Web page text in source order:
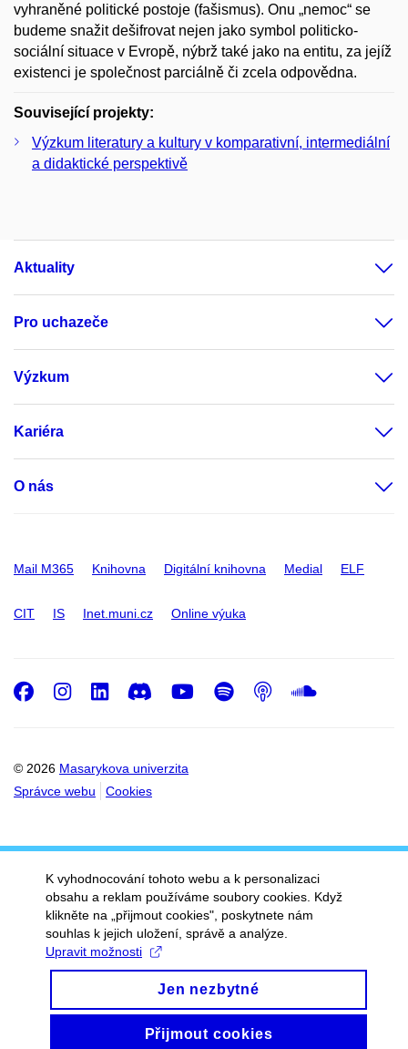
vyhraněné politické postoje (fašismus). Onu „nemoc“ se
budeme snažit dešifrovat nejen jako symbol politicko-
sociální situace v Evropě, nýbrž také jako na entitu, za jejíž
existenci je společnost parciálně či zcela odpovědna.
Související projekty:
Výzkum literatury a kultury v komparativní, intermediální
a didaktické perspektivě
Aktuality
Pro uchazeče
Výzkum
Kariéra
O nás
Mail M365 Knihovna Digitální knihovna Medial ELF
CIT IS Inet.muni.cz Online výuka
© 2026 Masarykova univerzita
Správce webu
Cookies
Facebook
Instagram
LinkedIn
DiscordYoutube
Spotify
Podcast
K vyhodnocování tohoto webu a k personalizaci
obsahu a reklam používáme soubory cookies. Když
klikněte na „přijmout cookies", poskytnete nám
souhlas k jejich uložení, správě a analýze.
Upravit možnosti
Jen nezbytné
Přijmout cookies